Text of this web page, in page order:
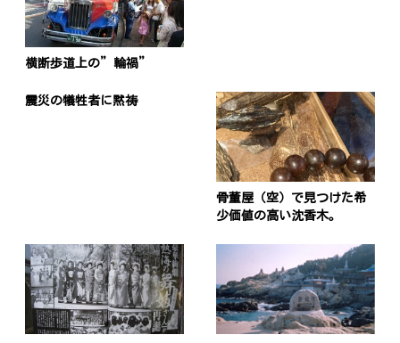
横断歩道上の”輪禍”
震災の犠牲者に黙祷
骨董屋（空）で見つけた希
少価値の高い沈香木。